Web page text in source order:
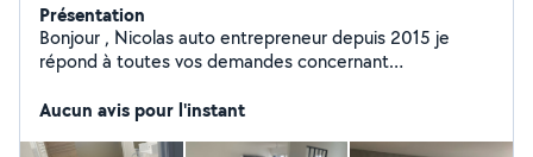
Présentation
Bonjour , Nicolas auto entrepreneur depuis 2015 je
répond à toutes vos demandes concernant
travaux ..
Aucun avis pour l'instant